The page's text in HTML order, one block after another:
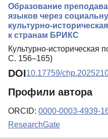
Образование
языков через
культурно-
к странам БРИКС
Культурно-историческая
С. 156–165)
DOI10.17759/
Профили автора
ORCID: 0000-0003-4939-
ResearchGate